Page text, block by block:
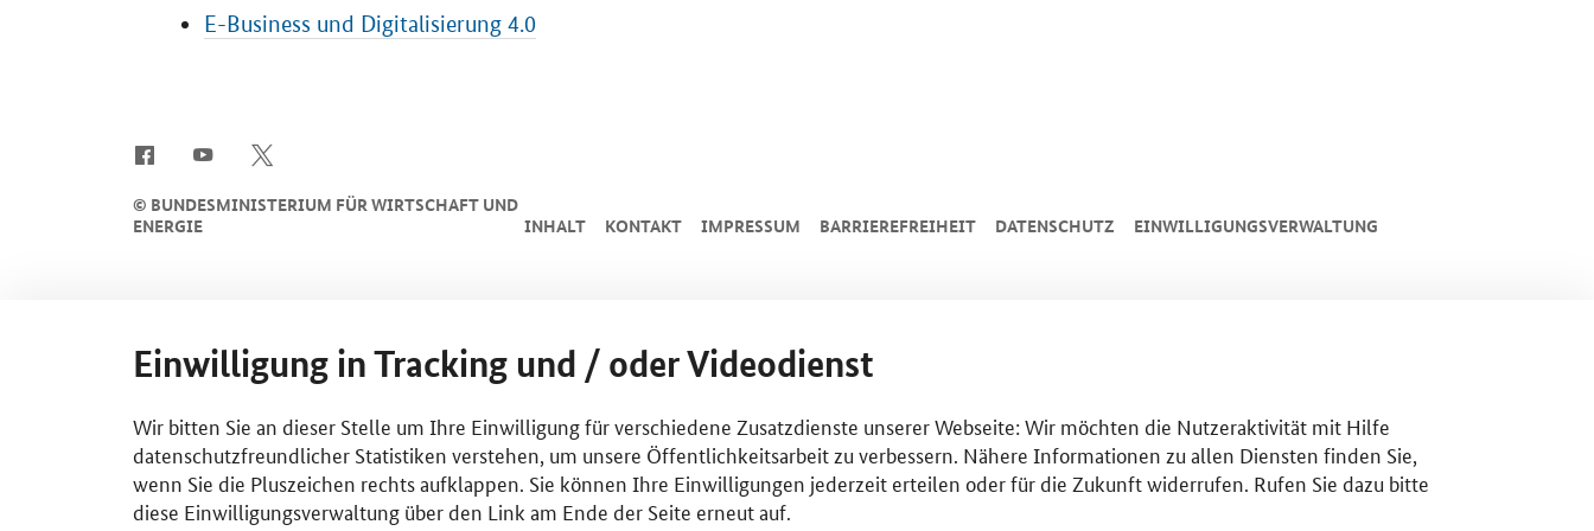
E-Business und Digitalisierung 4.0
SrOnlyServicemenü
© BUNDESMINISTERIUM FÜR WIRTSCHAFT UND
ENERGIE
INHALT KONTAKT IMPRESSUM BARRIEREFREIHEIT DATENSCHUTZ EINWILLIGUNGSVERWALTUNG
Einwilligung in Tracking und / oder Videodienst
Wir bitten Sie an dieser Stelle um Ihre Einwilligung für verschiedene Zusatzdienste unserer Webseite: Wir möchten die Nutzeraktivität mit Hilfe
datenschutzfreundlicher Statistiken verstehen, um unsere Öffentlichkeitsarbeit zu verbessern. Nähere Informationen zu allen Diensten finden Sie,
wenn Sie die Pluszeichen rechts aufklappen. Sie können Ihre Einwilligungen jederzeit erteilen oder für die Zukunft widerrufen. Rufen Sie dazu bitte
diese Einwilligungsverwaltung über den Link am Ende der Seite erneut auf.